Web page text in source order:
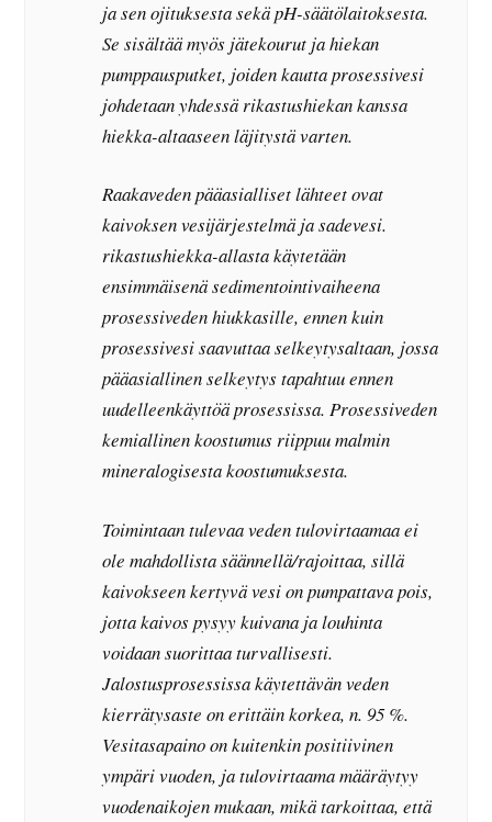
ja sen ojituksesta sekä pH-säätölaitoksesta.
Se sisältää myös jätekourut ja hiekan
pumppausputket, joiden kautta prosessivesi
johdetaan yhdessä rikastushiekan kanssa
hiekka-altaaseen läjitystä varten.
Raakaveden pääasialliset lähteet ovat
kaivoksen vesijärjestelmä ja sadevesi.
rikastushiekka-allasta käytetään
ensimmäisenä sedimentointivaiheena
prosessiveden hiukkasille, ennen kuin
prosessivesi saavuttaa selkeytysaltaan, jossa
pääasiallinen selkeytys tapahtuu ennen
uudelleenkäyttöä prosessissa. Prosessiveden
kemiallinen koostumus riippuu malmin
mineralogisesta koostumuksesta.
Toimintaan tulevaa veden tulovirtaamaa ei
ole mahdollista säännellä/rajoittaa, sillä
kaivokseen kertyvä vesi on pumpattava pois,
jotta kaivos pysyy kuivana ja louhinta
voidaan suorittaa turvallisesti.
Jalostusprosessissa käytettävän veden
kierrätysaste on erittäin korkea, n. 95 %.
Vesitasapaino on kuitenkin positiivinen
ympäri vuoden, ja tulovirtaama määräytyy
vuodenaikojen mukaan, mikä tarkoittaa, että